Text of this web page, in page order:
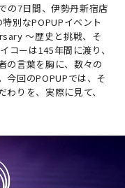
の7日間、伊勢丹新宿店
別なPOPUPイベント
～歴史と挑戦、そ
コーは145年間に渡り、
の言葉を胸に、数々の
今回のPOPUPでは、そ
りを、実際に見て、